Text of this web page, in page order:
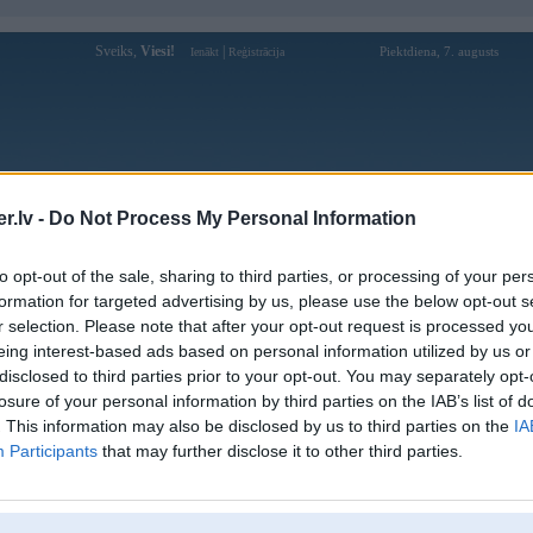
- Do Not Process My Personal Information
opt-out of the sale, sharing to third parties, or processing of your
for targeted advertising by us, please use the below opt-out
selection. Please note that after your opt-out request is processed
interest-based ads based on personal information utilized by us
to third parties prior to your opt-out. You may separately
of your personal information by third parties on the IAB’s list of
This information may also be disclosed by us to third parties on the
Participants that may further disclose it to other third parties.
Sveiks, Viesi! Ienākt Reģistrācija Piektdiena, 7. augusts
Forums Galerijas Reģistrācija Lietotāji
Lietotāja asia99vipcom profils
Lietotājvārds:
asia99vipcom
Ziņojumi forumā:
0
Pēdējie ziņojumi forumā